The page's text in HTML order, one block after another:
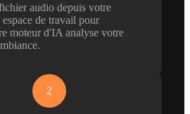
audio depuis votre
de travail pour
moteur d'IA analyse votre
2